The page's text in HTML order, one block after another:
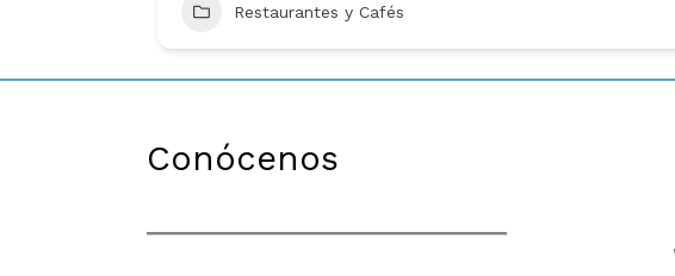
Restaurantes y Cafés
Conócenos